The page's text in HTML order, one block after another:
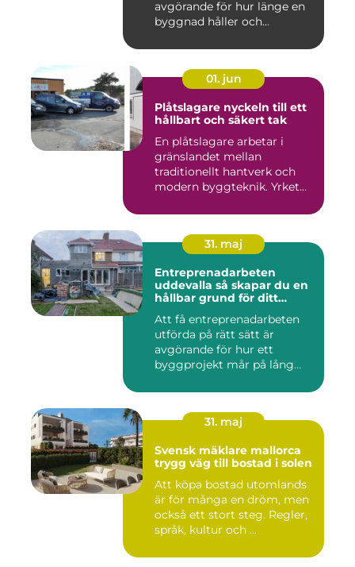
avgörande för hur länge en
byggnad håller och...
01. jun
Plåtslagare nyckeln till ett
hållbart och säkert tak
En plåtslagare arbetar i
gränslandet mellan
traditionellt hantverk och
modern byggteknik. Yrket
31. maj
Entreprenadarbeten
uddevalla så skapar du en
hållbar grund för ditt
Att få entreprenadarbeten
utförda på rätt sätt är
avgörande för hur ett
byggprojekt mår på lång
31. maj
Svensk mäklare mallorca
trygg väg till bostad i solen
Att köpa bostad utomlands
är för många en dröm, men
också ett stort steg. Regler,
språk, kultur och ...